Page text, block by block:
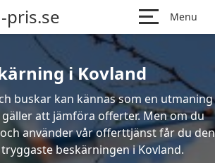
pris.se Menu
i Kovland
buskar kan kännas som en utmaning
att jämföra offerter. Men om du
använder vår offerttjänst får du den
beskärningen i Kovland.